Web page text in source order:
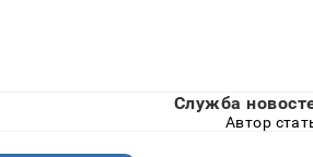
Служба
Автор